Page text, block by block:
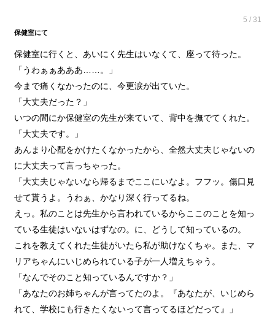
5 / 31
保健室にて
保健室に行くと、あいにく先生はいなくて、座って待った。
「うわぁぁあああ……。」
今まで痛くなかったのに、今更涙が出ていた。
「大丈夫だった？」
いつの間にか保健室の先生が来ていて、背中を撫でてくれた。
「大丈夫です。」
あんまり心配をかけたくなかったから、全然大丈夫じゃないの
に大丈夫って言っちゃった。
「大丈夫じゃないなら帰るまでここにいなよ。フフッ。傷口見
せて貰うよ。うわぁ、かなり深く行ってるね。
えっ。私のことは先生から言われているからここのことを知っ
ている生徒はいないはずなの。に、どうして知っているの。
これを教えてくれた生徒がいたら私が助けなくちゃ。また、マ
リアちゃんにいじめられている子が一人増えちゃう。
「なんでそのこと知っているんですか？」
「あなたのお姉ちゃんが言ってたのよ。『あなたが、いじめら
れて、学校にも行きたくないって言ってるほどだって』」